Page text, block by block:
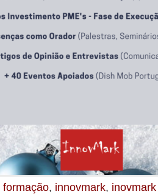
formação, innovmark, inovmark